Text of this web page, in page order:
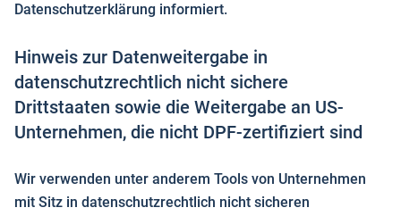
Datenschutzerklärung informiert.
Hinweis zur Datenweitergabe in
datenschutzrechtlich nicht sichere
Drittstaaten sowie die Weitergabe an US-
Unternehmen, die nicht DPF-zertifiziert sind
Wir verwenden unter anderem Tools von Unternehmen
mit Sitz in datenschutzrechtlich nicht sicheren